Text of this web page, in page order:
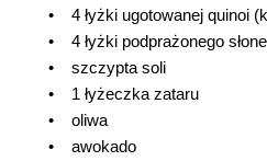
• 4 łyżki ugotowanej quinoi
• 4 łyżki podprażonego
• szczypta soli
• 1 łyżeczka zataru
• oliwa
• awokado